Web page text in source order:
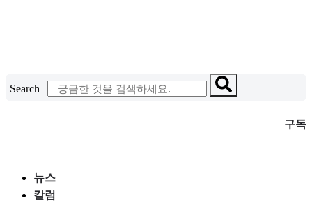
건
Search
구독
뉴스
칼럼